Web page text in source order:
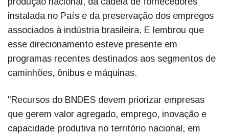
instalada no País e da preservação dos empregos
associados à indústria brasileira. E lembrou que
esse direcionamento esteve presente em
programas recentes destinados aos segmentos de
caminhões, ônibus e máquinas.
"Recursos do BNDES devem priorizar empresas
que gerem valor agregado, emprego, inovação e
capacidade produtiva no território nacional, em